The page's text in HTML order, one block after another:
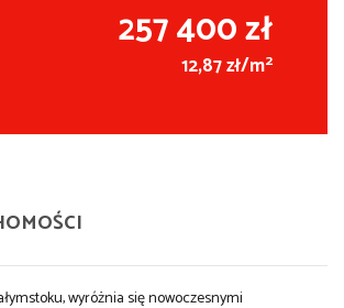
257 400 zł
12,87 zł/m2
wyróżnia się nowoczesnymi